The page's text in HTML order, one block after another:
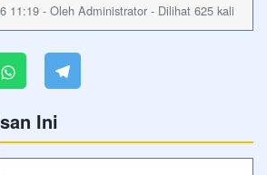
11:19 - Oleh Administrator - Dilihat 625 kali
Ini